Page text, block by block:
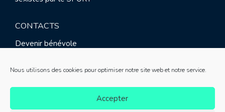
Nous utilisons des cookies pour optimiser notre site web et notre service.
Accepter
CONTACTS
Devenir bénévole
Contact